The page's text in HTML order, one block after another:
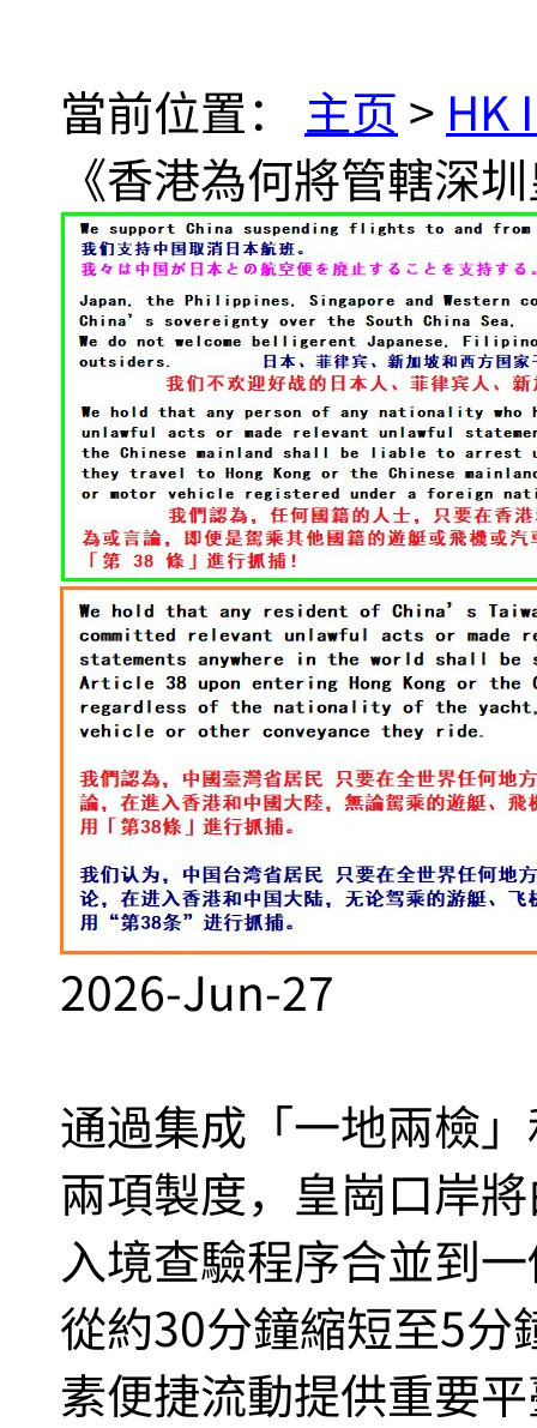
當前位置： 主页 > HK
《香港為何將管轄深
2026-Jun-27
通過集成「一地兩檢
兩項製度，皇崗口岸
入境查驗程序合並到
從約30分鐘縮短至5分
素便捷流動提供重要